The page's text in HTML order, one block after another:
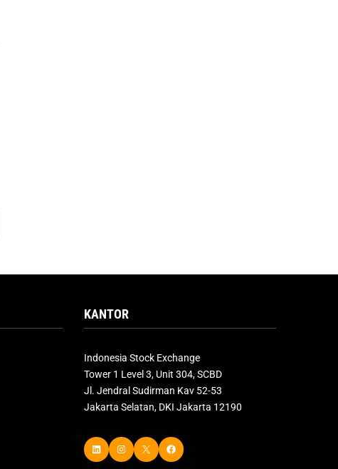
KANTOR
Indonesia Stock Exchange
Tower 1 Level 3, Unit 304, SCBD
Jl. Jendral Sudirman Kav 52-53
Jakarta Selatan, DKI Jakarta 12190
LinkedIn Instagram X Facebook